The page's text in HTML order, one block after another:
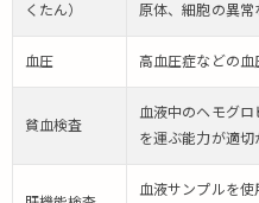
5.
業
健
診
断
くたん）
原体、細胞の異
血圧 高血圧症などの
貧血検査
血液中のヘモグロ
を運ぶ能力が適切
血液サンプルを使